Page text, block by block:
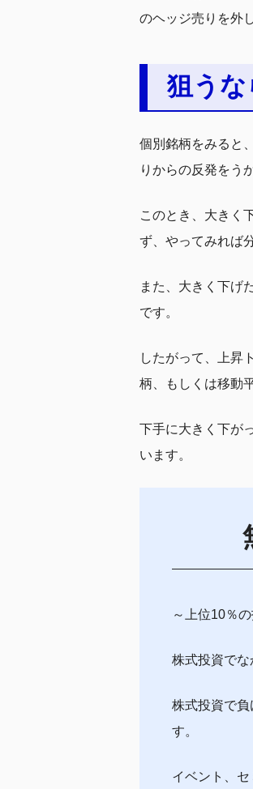
のヘッジ売りを外
狙う
個別銘柄をみると
りからの反発をう
このとき、大きく
ず、やってみれば
また、大きく下げ
です。
したがって、上昇
柄、もしくは移動
下手に大きく下が
います。
～上位10％
株式投資でな
株式投資で
す。
イベント、セ